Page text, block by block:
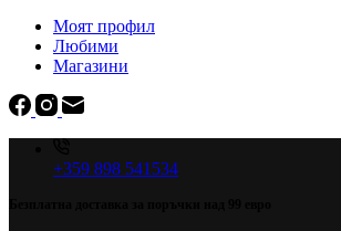
Моят профил
Любими
Магазини
+359 898 541534